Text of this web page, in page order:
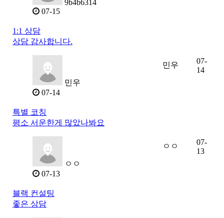
9b4b6314
07-15
1:1 상담
상담 감사합니다.
민우
07-14
민우
07-
14
특별 코칭
평소 서운한게 많았나봐요
ㅇㅇ
07-13
ㅇㅇ
07-
13
블랙 컨설팅
좋은 상담